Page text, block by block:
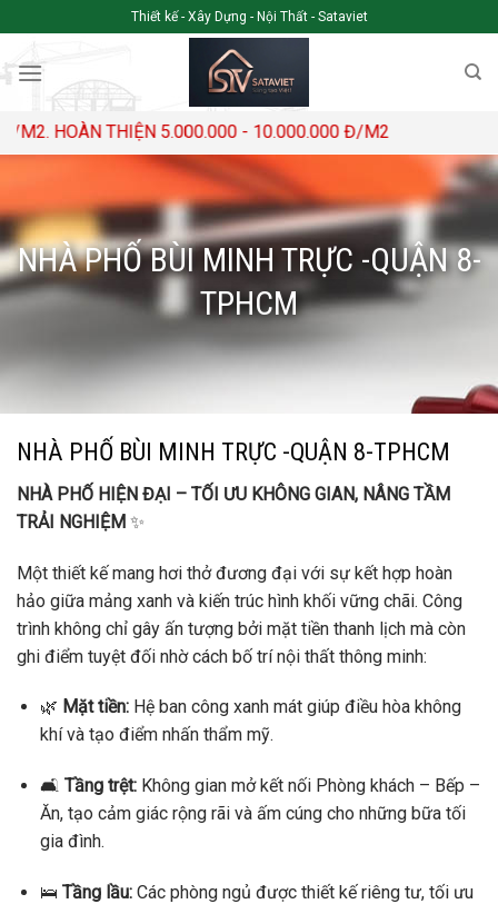
content
Thiết kế - Xây Dựng - Nội Thất - Sataviet
THIỆN 5.000.000 - 10.000.000 Đ/M2
NHÀ PHỐ BÙI MINH TRỰC -QUẬN 8-
TPHCM
NHÀ PHỐ BÙI MINH TRỰC -QUẬN 8-TPHCM
NHÀ PHỐ HIỆN ĐẠI – TỐI ƯU KHÔNG GIAN, NÂNG TẦM
TRẢI NGHIỆM ✨
Một thiết kế mang hơi thở đương đại với sự kết hợp hoàn
hảo giữa mảng xanh và kiến trúc hình khối vững chãi. Công
trình không chỉ gây ấn tượng bởi mặt tiền thanh lịch mà còn
ghi điểm tuyệt đối nhờ cách bố trí nội thất thông minh:
🌿 Mặt tiền:Hệ ban công xanh mát giúp điều hòa không
khí và tạo điểm nhấn thẩm mỹ.
🛋️ Tầng trệt:Không gian mở kết nối Phòng khách – Bếp –
Ăn, tạo cảm giác rộng rãi và ấm cúng cho những bữa tối
gia đình.
🛌 Tầng lầu:Các phòng ngủ được thiết kế riêng tư, tối ưu